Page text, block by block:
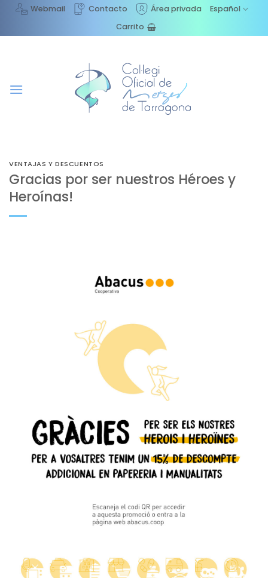
Saltar
contenido
Webmail Contacto Área privada
Español
Carrito
VENTAJAS Y DESCUENTOS
Gracias por ser nuestros Héroes y
Heroínas!